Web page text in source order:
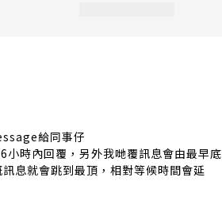
給同事仔
小時內回覆，另外我哋覆訊息會由最早底
息就會跳到最頂，相對等候時間會延